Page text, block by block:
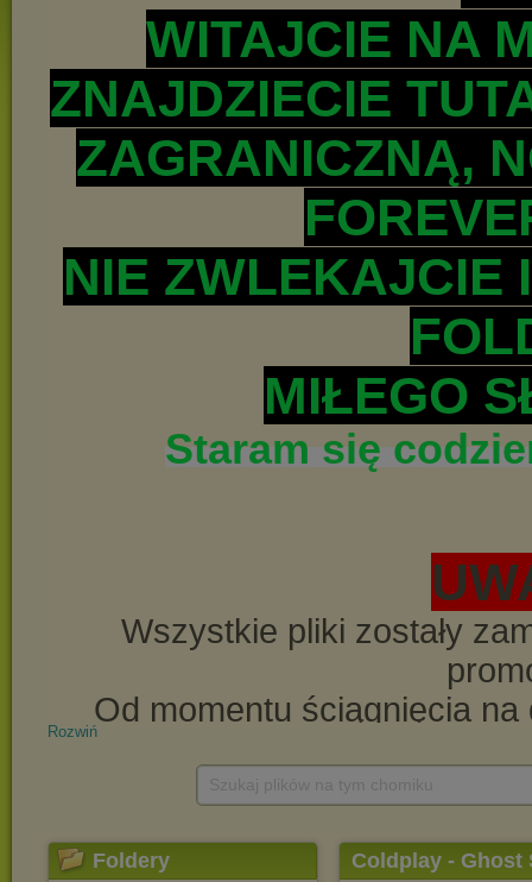
Rozwiń
Foldery Coldplay - Ghost